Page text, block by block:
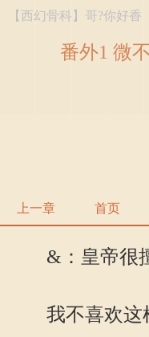
【西幻骨科】哥?你好香
番外1 微
上一章 首页
&：皇帝很擅
我不喜欢这